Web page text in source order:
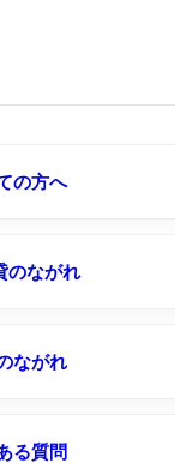
ＵＲ賃貸）
ＵＲ賃貸）
の方へ
のながれ
ながれ
る質問